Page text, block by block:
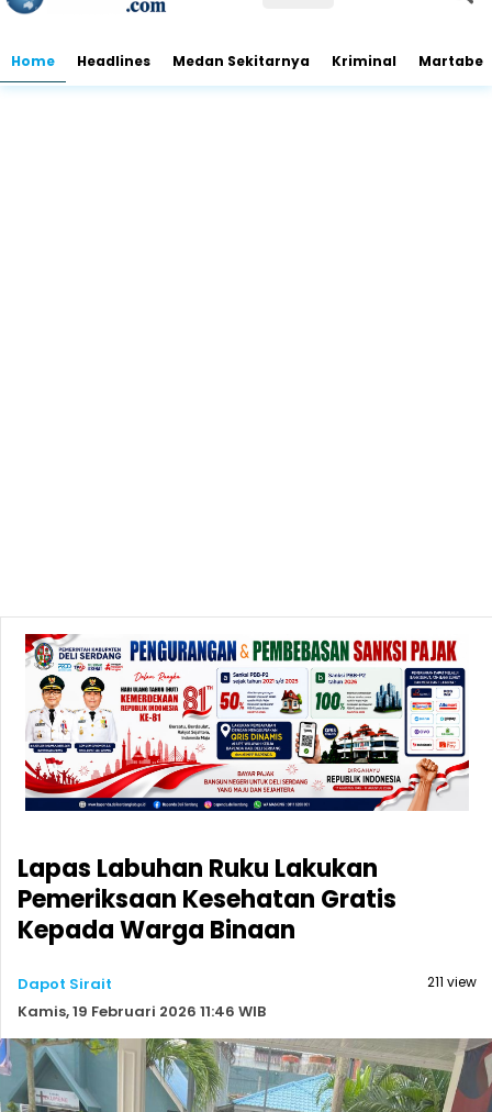
Home Headlines Medan Sekitarnya Kriminal Martabe
Lapas Labuhan Ruku Lakukan
Pemeriksaan Kesehatan Gratis
Kepada Warga Binaan
Dapot Sirait
Kamis, 19 Februari 2026 11:46 WIB
211 view